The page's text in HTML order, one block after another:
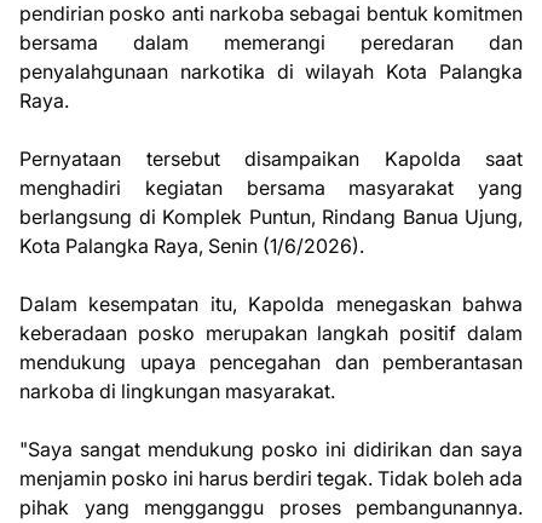
pendirian posko anti narkoba sebagai bentuk komitmen
bersama dalam memerangi peredaran dan
penyalahgunaan narkotika di wilayah Kota Palangka
Raya.
Pernyataan tersebut disampaikan Kapolda saat
menghadiri kegiatan bersama masyarakat yang
berlangsung di Komplek Puntun, Rindang Banua Ujung,
Kota Palangka Raya, Senin (1/6/2026).
Dalam kesempatan itu, Kapolda menegaskan bahwa
keberadaan posko merupakan langkah positif dalam
mendukung upaya pencegahan dan pemberantasan
narkoba di lingkungan masyarakat.
"Saya sangat mendukung posko ini didirikan dan saya
menjamin posko ini harus berdiri tegak. Tidak boleh ada
pihak yang mengganggu proses pembangunannya.